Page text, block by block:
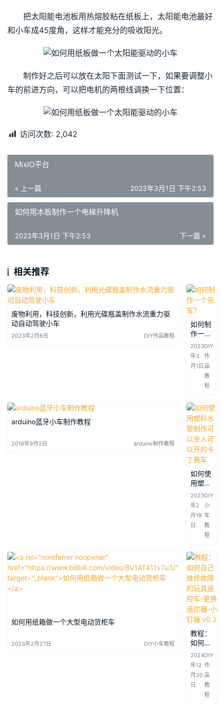
把太阳能电池板用热熔胶粘在纸板上，太阳能电池最好
和小车成45度角，这样才能充分的吸收阳光。
制作好之后可以放在太阳下面测试一下，如果要调整小
车的前进方向，可以把电机的两根线调换一下位置：
访问次数: 2,042
MixIO平台
« 上一篇 2023年3月1日 下午2:53
如何用木板制作一个电梯升降机
下一篇 »
2023年3月1日 下午2:53
相关推荐
废物利用，科技创新，利用光碟瓶盖制作水流重力驱
动自动驾驶小车
2023年2月6日 DIY作品教程
如何制
作一个
吊车？
2023
年3
月1日
DIY
作
品
教
程
arduino蓝牙小车制作教程
2018年9月2日 arduino制作教程
如何使
用塑料
水管制
作可以
坐人可
以开的
卡丁赛
2023
年2
月18
日
DIY
小
车
教
程
如何用纸箱做一个大型电动货柜车
2023年2月27日 DIY小车教程
教程：
如何自
己维修
故障的
玩具遥
控车-
更换遥
控器-
2024
年12
月20
日
DIY
作
品
教
程